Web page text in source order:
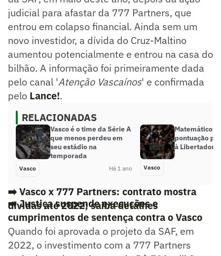
judicial para afastar da 777 Partners, que
entrou em colapso financial. Ainda sem um
novo investidor, a dívida do Cruz-Maltino
aumentou potencialmente e entrou na casa do
bilhão. A informação foi primeiramente dada
pelo canal 'Atenção Vascaínos' e confirmada
pelo Lance!.
RELACIONADAS
Vasco é o time da Série A
que menos perdeu em
seu estádio na
temporada
Vasco Há 1 ano
Matemático
pontuação
à
Vasco
➡️Vasco x 777 Partners: contrato mostra
dívidas até 2022; saiba detalhes
➡️Justiça suspende execuções e
cumprimentos de sentença contra o Vasco
Quando foi aprovada o projeto da SAF, em
2022, o investimento com a 777 Partners